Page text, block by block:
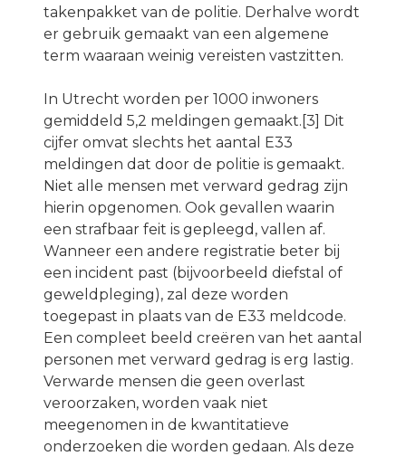
takenpakket van de politie. Derhalve wordt
er gebruik gemaakt van een algemene
term waaraan weinig vereisten vastzitten.
In Utrecht worden per 1000 inwoners
gemiddeld 5,2 meldingen gemaakt.[3] Dit
cijfer omvat slechts het aantal E33
meldingen dat door de politie is gemaakt.
Niet alle mensen met verward gedrag zijn
hierin opgenomen. Ook gevallen waarin
een strafbaar feit is gepleegd, vallen af.
Wanneer een andere registratie beter bij
een incident past (bijvoorbeeld diefstal of
geweldpleging), zal deze worden
toegepast in plaats van de E33 meldcode.
Een compleet beeld creëren van het aantal
personen met verward gedrag is erg lastig.
Verwarde mensen die geen overlast
veroorzaken, worden vaak niet
meegenomen in de kwantitatieve
onderzoeken die worden gedaan. Als deze